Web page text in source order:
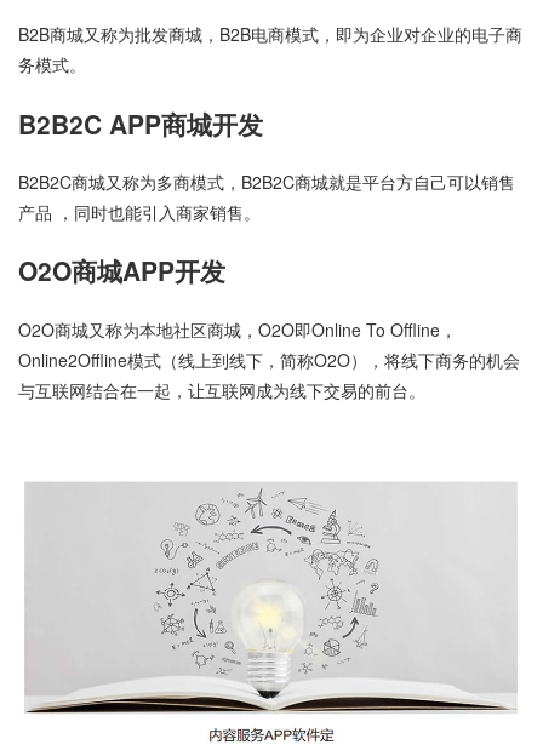
B2B商城又称为批发商城，B2B电商模式，即为企业对企业的电子商
务模式。
B2B2C APP商城开发
B2B2C商城又称为多商模式，B2B2C商城就是平台方自己可以销售
产品 ，同时也能引入商家销售。
O2O商城APP开发
O2O商城又称为本地社区商城，O2O即Online To Offline，
Online2Offline模式（线上到线下，简称O2O），将线下商务的机会
与互联网结合在一起，让互联网成为线下交易的前台。